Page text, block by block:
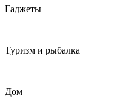
Гаджеты
Туризм и рыбалка
Дом